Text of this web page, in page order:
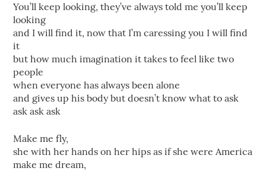
You’ll keep looking, they’ve always told me you’ll keep
looking
and I will find it, now that I’m caressing you I will find
it
but how much imagination it takes to feel like two
people
when everyone has always been alone
and gives up his body but doesn’t know what to ask
ask ask ask
Make me fly,
she with her hands on her hips as if she were America
make me dream,